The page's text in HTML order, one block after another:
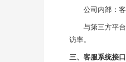
公司内部：客
与第三方平台
访率。
三、客服系统接